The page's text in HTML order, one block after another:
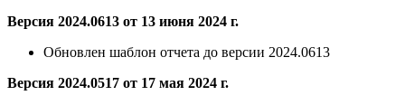
Версия 2024.0613 от 13 июня 2024 г.
Обновлен шаблон отчета до версии 2024.0613
Версия 2024.0517 от 17 мая 2024 г.